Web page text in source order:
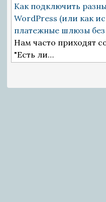
Как подключить
WordPress (или как
платежные шлюзы
Нам часто приходят
"Есть ли…